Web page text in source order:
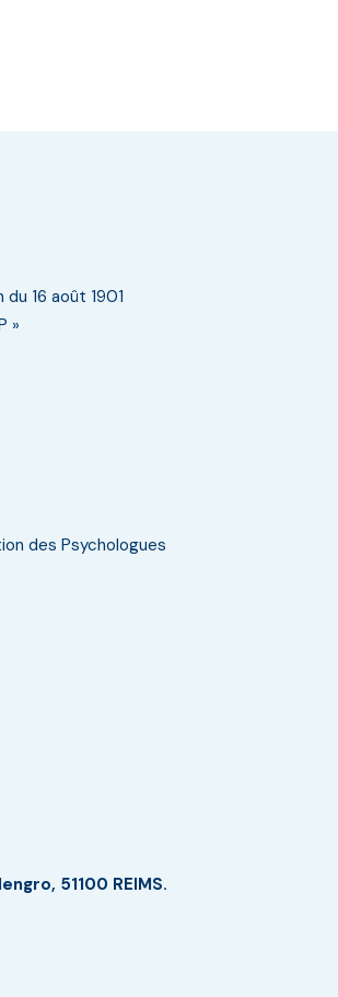
16 août 1901
»
des Psychologues
51100 REIMS.